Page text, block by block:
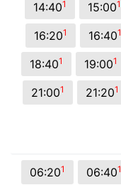
14:401 15:001
16:201 16:401
18:401 19:001
21:001 21:201
06:201 06:401